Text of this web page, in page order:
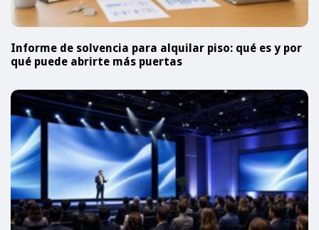
Informe de solvencia para alquilar piso: qué es y por
qué puede abrirte más puertas